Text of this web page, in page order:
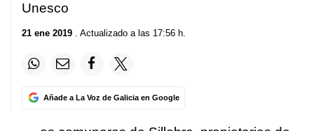
Unesco
21 ene 2019 . Actualizado a las 17:56 h.
Añade a La Voz de Galicia en Google